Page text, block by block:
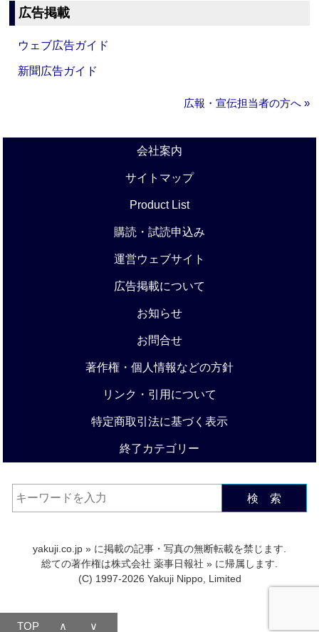
広告掲載
ウェブ広告ガイド
新聞広告ガイド
広報・宣伝担当者の方へ »
会社案内
サイトマップ
Product List
購読・試読申込み
運営ウェブサイト
広告掲載について
お知らせ
お問合せ
著作権・個人情報などの方針
リンク・引用について
特定商取引法に基づく表示
終了カテゴリー
検 索
yakuji.co.jp » に掲載の記事・写真の無断転載を禁じます.
総ての著作権は株式会社 薬事日報社 » に帰属します.
(C) 1997-2026 Yakuji Nippo, Limited
TOP ∧ ∨